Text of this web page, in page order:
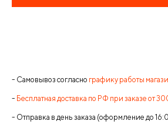
- Самовывоз согласно графику работы
- Бесплатная доставка по РФ при заказе от
- Отправка в день заказа (оформление до